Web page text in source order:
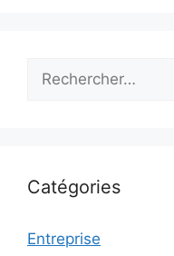
Rechercher :
Catégories
Entreprise